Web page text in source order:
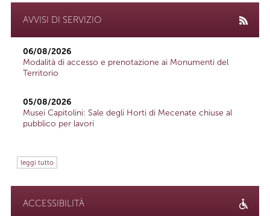
AVVISI DI SERVIZIO
06/08/2026
Modalità di accesso e prenotazione ai Monumenti del
Territorio
05/08/2026
Musei Capitolini: Sale degli Horti di Mecenate chiuse al
pubblico per lavori
leggi tutto
ACCESSIBILITÀ